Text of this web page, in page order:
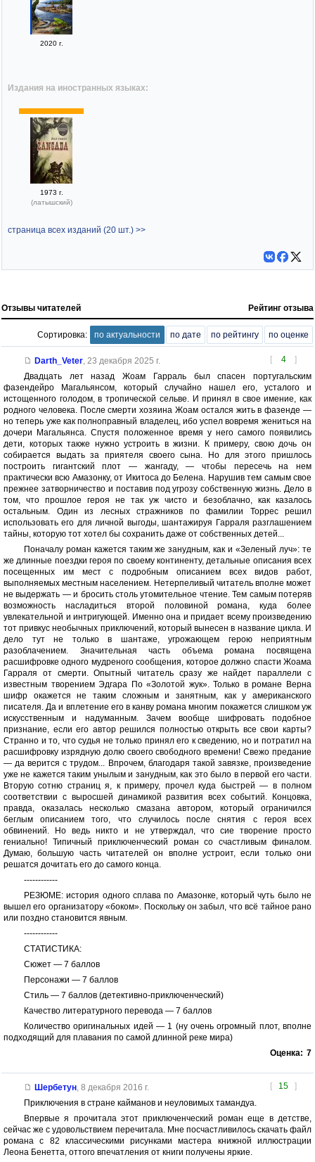
2020 г.
Издания на иностранных языках:
1973 г.
(латышский)
страница всех изданий (20 шт.) >>
Отзывы читателей Рейтинг отзыва
Сортировка: по актуальности по дате по рейтингу по оценке
[ 4 ]
Darth_Veter, 23 декабря 2025 г.
Двадцать лет назад Жоам Гарраль был спасен португальским
фазендейро Магальянсом, который случайно нашел его, усталого и
истощенного голодом, в тропической сельве. И принял в свое имение, как
родного человека. После смерти хозяина Жоам остался жить в фазенде —
но теперь уже как полноправный владелец, ибо успел вовремя жениться на
дочери Магальянса. Спустя положенное время у него самого появились
дети, которых также нужно устроить в жизни. К примеру, свою дочь он
собирается выдать за приятеля своего сына. Но для этого пришлось
построить гигантский плот — жангаду, — чтобы пересечь на нем
практически всю Амазонку, от Икитоса до Белена. Нарушив тем самым свое
прежнее затворничество и поставив под угрозу собственную жизнь. Дело в
том, что прошлое героя не так уж чисто и безоблачно, как казалось
остальным. Один из лесных стражников по фамилии Торрес решил
использовать его для личной выгоды, шантажируя Гарраля разглашением
тайны, которую тот хотел бы сохранить даже от собственных детей...
Поначалу роман кажется таким же занудным, как и «Зеленый луч»: те
же длинные поездки героя по своему континенту, детальные описания всех
посещенных им мест с подробным описанием всех видов работ,
выполняемых местным населением. Нетерпеливый читатель вполне может
не выдержать — и бросить столь утомительное чтение. Тем самым потеряв
возможность насладиться второй половиной романа, куда более
увлекательной и интригующей. Именно она и придает всему произведению
тот привкус необычных приключений, который вынесен в название цикла. И
дело тут не только в шантаже, угрожающем герою неприятным
разоблачением. Значительная часть объема романа посвящена
расшифровке одного мудреного сообщения, которое должно спасти Жоама
Гарраля от смерти. Опытный читатель сразу же найдет параллели с
известным творением Эдгара По «Золотой жук». Только в романе Верна
шифр окажется не таким сложным и занятным, как у американского
писателя. Да и вплетение его в канву романа многим покажется слишком уж
искусственным и надуманным. Зачем вообще шифровать подобное
признание, если его автор решился полностью открыть все свои карты?
Странно и то, что судья не только принял его к сведению, но и потратил на
расшифровку изрядную долю своего свободного времени! Свежо предание
— да верится с трудом... Впрочем, благодаря такой завязке, произведение
уже не кажется таким унылым и занудным, как это было в первой его части.
Вторую сотню страниц я, к примеру, прочел куда быстрей — в полном
соответствии с выросшей динамикой развития всех событий. Концовка,
правда, оказалась несколько смазана автором, который ограничился
беглым описанием того, что случилось после снятия с героя всех
обвинений. Но ведь никто и не утверждал, что сие творение просто
гениально! Типичный приключенческий роман со счастливым финалом.
Думаю, большую часть читателей он вполне устроит, если только они
решатся дочитать его до самого конца.
------------
РЕЗЮМЕ: история одного сплава по Амазонке, который чуть было не
вышел его организатору «боком». Поскольку он забыл, что всё тайное рано
или поздно становится явным.
------------
СТАТИСТИКА:
Сюжет — 7 баллов
Персонажи — 7 баллов
Стиль — 7 баллов (детективно-приключенческий)
Качество литературного перевода — 7 баллов
Количество оригинальных идей — 1 (ну очень огромный плот, вполне
подходящий для плавания по самой длинной реке мира)
Оценка: 7
[ 15 ]
Шербетун, 8 декабря 2016 г.
Приключения в стране кайманов и неуловимых тамандуа.
Впервые я прочитала этот приключенческий роман еще в детстве,
сейчас же с удовольствием перечитала. Мне посчастливилось скачать файл
романа с 82 классическими рисунками мастера книжной иллюстрации
Леона Бенетта, оттого впечатления от книги получены яркие.